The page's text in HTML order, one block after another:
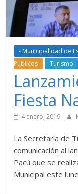
- Municipalidad de
Públicos
Turismo
Fiesta
4 enero, 2019
La Secretaría de
comunicación al
Pacú que se
Municipal este